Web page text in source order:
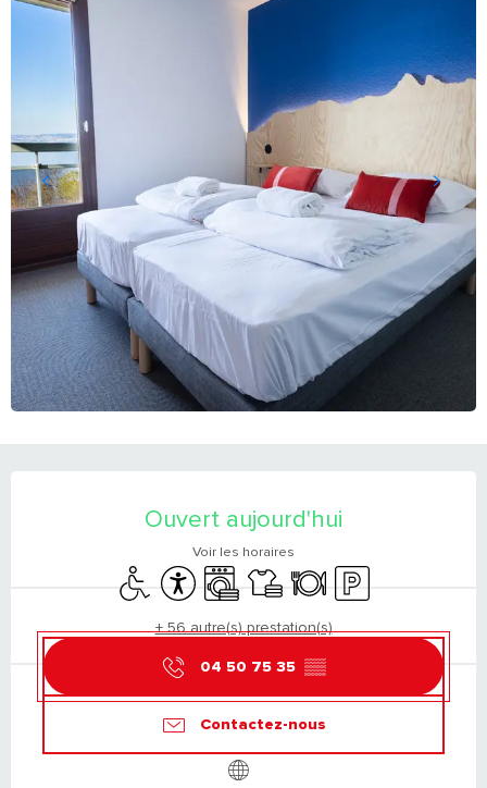
Ouvert aujourd'hui
Voir les horaires
Accès handicapés
Accessibilité
Lave lingeDraps et linge
Restaurant
Parking
+ 56 autre(s) prestation(s)
04 50 75 35 ▒▒
Contactez-nous